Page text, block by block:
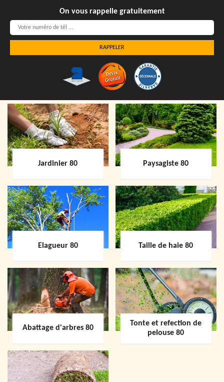
On vous rappelle gratuitement
Jardinier 80 Paysagiste 80
Elagueur 80 Taille de haie 80
Abattage d'arbres 80
Tonte et refection de
pelouse 80